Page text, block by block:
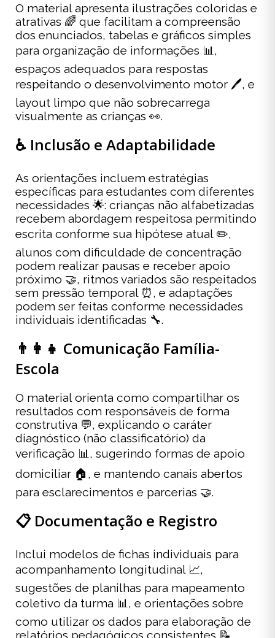
O material apresenta ilustrações coloridas e
atrativas 🌈 que facilitam a compreensão
dos enunciados, tabelas e gráficos simples
para organização de informações 📊,
espaços adequados para respostas
respeitando o desenvolvimento motor 🖊️, e
layout limpo que não sobrecarrega
visualmente as crianças 👀.
♿ Inclusão e Adaptabilidade
As orientações incluem estratégias
específicas para estudantes com diferentes
necessidades 🌟: crianças não alfabetizadas
recebem abordagem respeitosa permitindo
escrita conforme sua hipótese atual ✏️,
alunos com dificuldade de concentração
podem realizar pausas e receber apoio
próximo 🤝, ritmos variados são respeitados
sem pressão temporal ⏰, e adaptações
podem ser feitas conforme necessidades
individuais identificadas 🔧.
👨‍👩‍👧 Comunicação Família-
Escola
O material orienta como compartilhar os
resultados com responsáveis de forma
construtiva 💬, explicando o caráter
diagnóstico (não classificatório) da
verificação 📊, sugerindo formas de apoio
domiciliar 🏠, e mantendo canais abertos
para esclarecimentos e parcerias 🤝.
📋 Documentação e Registro
Inclui modelos de fichas individuais para
acompanhamento longitudinal 📈,
sugestões de planilhas para mapeamento
coletivo da turma 📊, e orientações sobre
como utilizar os dados para elaboração de
relatórios pedagógicos consistentes 📝.